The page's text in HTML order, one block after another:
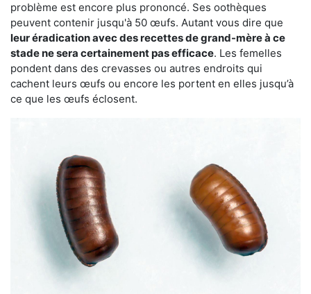
problème est encore plus prononcé. Ses oothèques
peuvent contenir jusqu'à 50 œufs. Autant vous dire que
leur éradication avec des recettes de grand-mère à ce
stade ne sera certainement pas efficace. Les femelles
pondent dans des crevasses ou autres endroits qui
cachent leurs œufs ou encore les portent en elles jusqu’à
ce que les œufs éclosent.